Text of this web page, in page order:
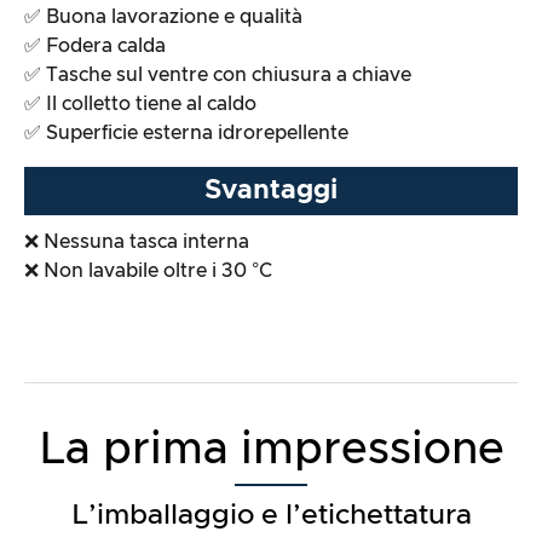
✅ Buona lavorazione e qualità
✅ Fodera calda
✅ Tasche sul ventre con chiusura a chiave
✅ Il colletto tiene al caldo
✅ Superficie esterna idrorepellente
Svantaggi
❌ Nessuna tasca interna
❌ Non lavabile oltre i 30 °C
La prima impressione
L’imballaggio e l’etichettatura